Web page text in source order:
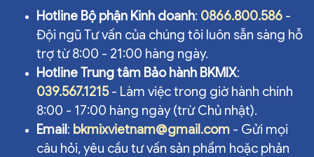
Hotline Bộ phận Kinh doanh: 0866.800.586 -
Đội ngũ Tư vấn của chúng tôi luôn sẵn sàng hỗ
trợ từ 8:00 - 21:00 hàng ngày.
Hotline Trung tâm Bảo hành BKMIX:
039.567.1215- Làm việc trong giờ hành chính
8:00 - 17:00 hàng ngày (trừ Chủ nhật).
Email: bkmixvietnam@gmail.com - Gửi mọi
câu hỏi, yêu cầu tư vấn sản phẩm hoặc phản